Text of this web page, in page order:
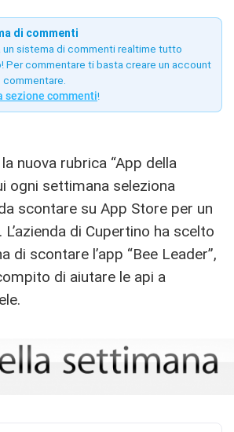
di commenti
un sistema di commenti realtime tutto
Per commentare ti basta creare un account
sezione commenti!
nuova rubrica “App della
ogni settimana seleziona
scontare su App Store per un
di Cupertino ha scelto
di scontare l’app “Bee Leader”,
di aiutare le api a